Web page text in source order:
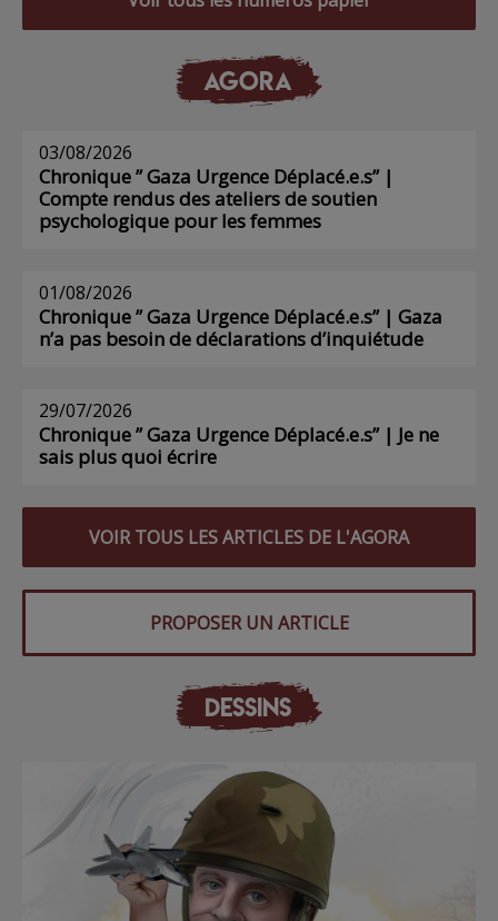
AGORA
03/08/2026
Chronique ” Gaza Urgence Déplacé.e.s” |
Compte rendus des ateliers de soutien
psychologique pour les femmes
01/08/2026
Chronique ” Gaza Urgence Déplacé.e.s” | Gaza
n’a pas besoin de déclarations d’inquiétude
29/07/2026
Chronique ” Gaza Urgence Déplacé.e.s” | Je ne
sais plus quoi écrire
VOIR TOUS LES ARTICLES DE L'AGORA
PROPOSER UN ARTICLE
DESSINS